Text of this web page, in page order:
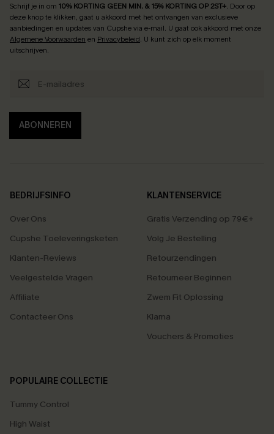
Schrijf je in om 10% KORTING GEEN MIN. & 15% KORTING OP 2ST+. Door op
deze knop te klikken, gaat u akkoord met het ontvangen van exclusieve
aanbiedingen en updates van Cupshe via e-mail. U gaat ook akkoord met onze
Algemene Voorwaarden en Privacybeleid. U kunt zich op elk moment
uitschrijven.
ABONNEREN
BEDRIJFSINFO
Over Ons
Cupshe Toeleveringsketen
Klanten-Reviews
Veelgestelde Vragen
Affiliate
Contacteer Ons
KLANTENSERVICE
Gratis Verzending op 79€+
Volg Je Bestelling
Retourzendingen
Retourneer Beginnen
Zwem Fit Oplossing
Klarna
Vouchers & Promoties
POPULAIRE COLLECTIE
Tummy Control
High Waist